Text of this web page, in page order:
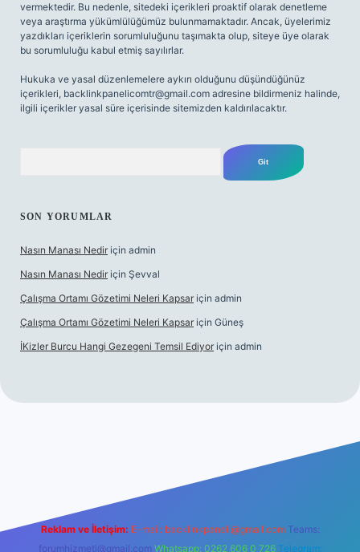
vermektedir. Bu nedenle, sitedeki içerikleri proaktif olarak denetleme
veya araştırma yükümlülüğümüz bulunmamaktadır. Ancak, üyelerimiz
yazdıkları içeriklerin sorumluluğunu taşımakta olup, siteye üye olarak
bu sorumluluğu kabul etmiş sayılırlar.
Hukuka ve yasal düzenlemelere aykırı olduğunu düşündüğünüz
içerikleri, backlinkpanelicomtr@gmail.com adresine bildirmeniz halinde,
ilgili içerikler yasal süre içerisinde sitemizden kaldırılacaktır.
SON YORUMLAR
Nasın Manası Nedir için admin
Nasın Manası Nedir için Şevval
Çalışma Ortamı Gözetimi Neleri Kapsar için admin
Çalışma Ortamı Gözetimi Neleri Kapsar için Güneş
İKizler Burcu Hangi Gezegeni Temsil Ediyor için admin
Reklam ve İletişim: E-mail: backlinkpaneli@gmail.com Teams:
forumhizmeti@gmail.com Whatsapp: 0262 606 0 726 Telegram: